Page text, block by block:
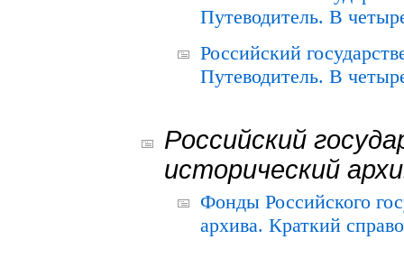
Путеводитель. В
Российский
Путеводитель. В
Российский
исторический
Фонды Российского
архива. Краткий